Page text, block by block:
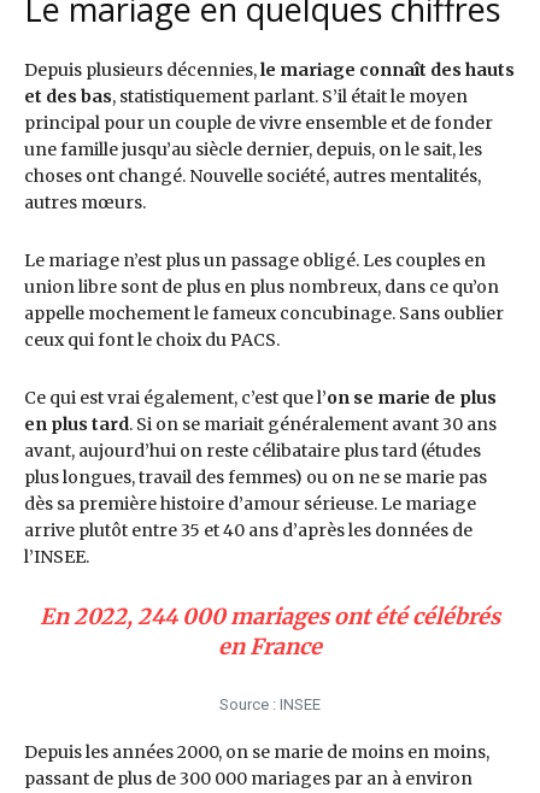
Le mariage en quelques chiffres
Depuis plusieurs décennies,le mariage connaît des hauts
et des bas, statistiquement parlant. S’il était le moyen
principal pour un couple de vivre ensemble et de fonder
une famille jusqu’au siècle dernier, depuis, on le sait, les
choses ont changé. Nouvelle société, autres mentalités,
autres mœurs.
Le mariage n’est plus un passage obligé. Les couples en
union libre sont de plus en plus nombreux, dans ce qu’on
appelle mochement le fameux concubinage. Sans oublier
ceux qui font le choix du PACS.
Ce qui est vrai également, c’est que l’on se marie de plus
en plus tard. Si on se mariait généralement avant 30 ans
avant, aujourd’hui on reste célibataire plus tard (études
plus longues, travail des femmes) ou on ne se marie pas
dès sa première histoire d’amour sérieuse. Le mariage
arrive plutôt entre 35 et 40 ans d’après les données de
l’INSEE.
En 2022, 244 000 mariages ont été célébrés
en France
Source : INSEE
Depuis les années 2000, on se marie de moins en moins,
passant de plus de 300 000 mariages par an à environ